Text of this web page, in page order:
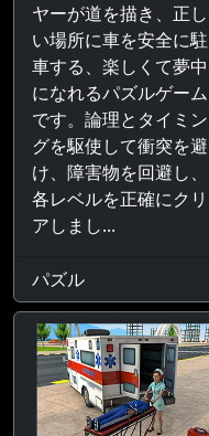
ヤーが道を描き、正し
い場所に車を安全に駐
車する、楽しくて夢中
になれるパズルゲーム
です。論理とタイミン
グを駆使して衝突を避
け、障害物を回避し、
各レベルを正確にクリ
アしまし...
パズル